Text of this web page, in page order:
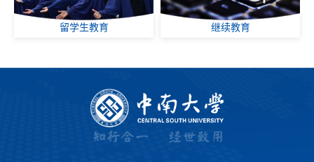
留学生教育 继续教育